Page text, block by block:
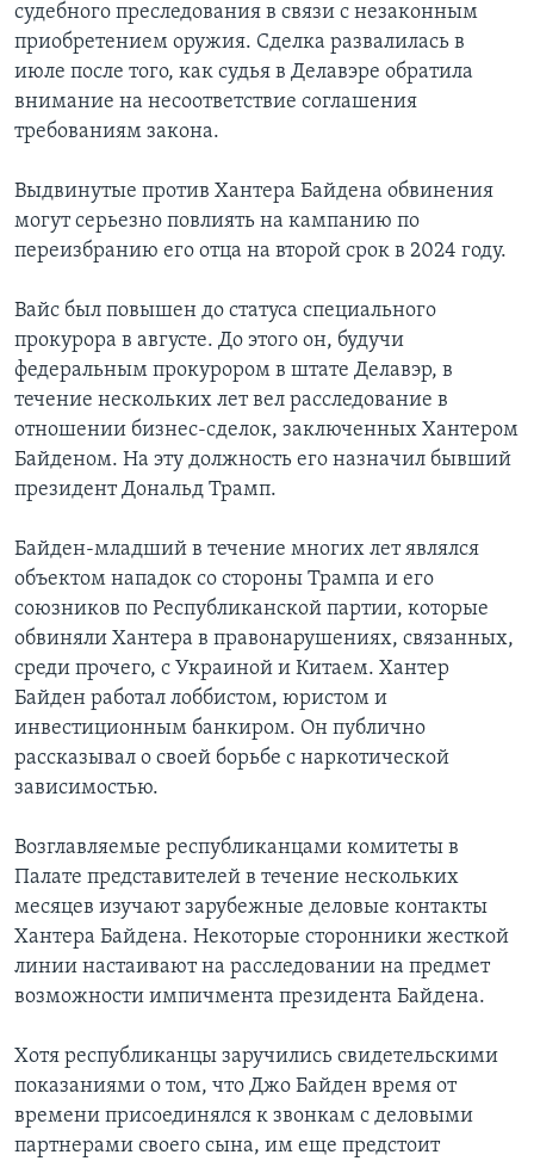
судебного преследования в связи с незаконным
приобретением оружия. Сделка развалилась в
июле после того, как судья в Делавэре обратила
внимание на несоответствие соглашения
требованиям закона.
Выдвинутые против Хантера Байдена обвинения
могут серьезно повлиять на кампанию по
переизбранию его отца на второй срок в 2024 году.
Вайс был повышен до статуса специального
прокурора в августе. До этого он, будучи
федеральным прокурором в штате Делавэр, в
течение нескольких лет вел расследование в
отношении бизнес-сделок, заключенных Хантером
Байденом. На эту должность его назначил бывший
президент Дональд Трамп.
Байден-младший в течение многих лет являлся
объектом нападок со стороны Трампа и его
союзников по Республиканской партии, которые
обвиняли Хантера в правонарушениях, связанных,
среди прочего, с Украиной и Китаем. Хантер
Байден работал лоббистом, юристом и
инвестиционным банкиром. Он публично
рассказывал о своей борьбе с наркотической
зависимостью.
Возглавляемые республиканцами комитеты в
Палате представителей в течение нескольких
месяцев изучают зарубежные деловые контакты
Хантера Байдена. Некоторые сторонники жесткой
линии настаивают на расследовании на предмет
возможности импичмента президента Байдена.
Хотя республиканцы заручились свидетельскими
показаниями о том, что Джо Байден время от
времени присоединялся к звонкам с деловыми
партнерами своего сына, им еще предстоит